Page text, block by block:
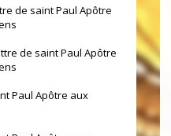
de saint Paul Apôtre
de saint Paul Apôtre
Paul Apôtre aux